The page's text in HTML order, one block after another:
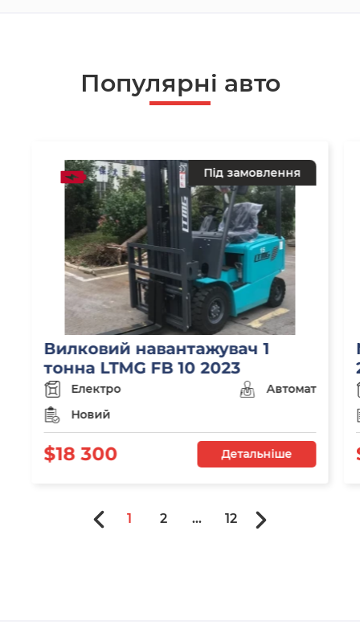
Популярнi авто
Під замовлення
Вилковий навантажувач 1
тонна LTMG FB 10 2023
Електро
Автомат
Новий
$18 300 Детальніше
1 2 ... 12